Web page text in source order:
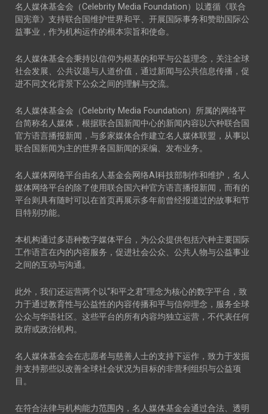
名人媒体基金会（Celebrity Media Foundation）以遵循《联合
国宪章》支持联合国维护世界和平、开展国际事务和赞助国际公
益事业，作为机构运作的根本宗旨和使命。
名人媒体基金会秉持以信仰为根基的和平与公益理念，关注全球
社会发展、公共议题与人道价值，通过新闻与公共信息传播，促
进不同文化背景下公众之间的理解与交流。
名人媒体基金会（Celebrity Media Foundation）所属的网络平
台简称名人媒体，根据联合国新闻中心的新闻内容以六种联合国
官方语言播报新闻，与多家媒体合作建立名人媒体联盟，从事以
联合国新闻为主的世界各国新闻的采编、发布业务。
名人媒体网络平台由名人基金会网络AI科技部制作和维护，名人
媒体网络平台的除了使用联合国六种官方语言播报新闻，而有的
平台则具有随时可以在首页再展示多年前曾经报道过的故事和节
目特别功能。
本机构通过多语种数字媒体平台，为公众提供包括六种主要国际
工作语言在内的内容服务，促进社会公众、公共人物与公益事业
之间的互动与沟通。
此外，我们还运营两个以“和平之君”理念为核心的数字平台，致
力于通过教育性与公益性的内容传播和平与信仰理念，服务全球
公众与华语社区。这些平台的所有内容均独立运营，不代表任何
政府或政治机构。
名人媒体基金会在志愿者与慈善人士的支持下运作，致力于发掘
并支持那些以改善全球社会状况为目标的非营利组织与公益项
目。
在符合法律与机构能力范围内，名人媒体基金会通过合法、透明